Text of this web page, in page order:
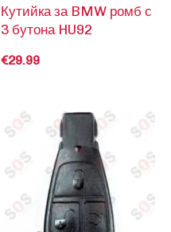
Кутийка за BMW ромб с
3 бутона HU92
€29.99